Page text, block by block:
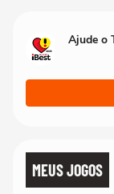
Ajude o
MEUS JOGOS